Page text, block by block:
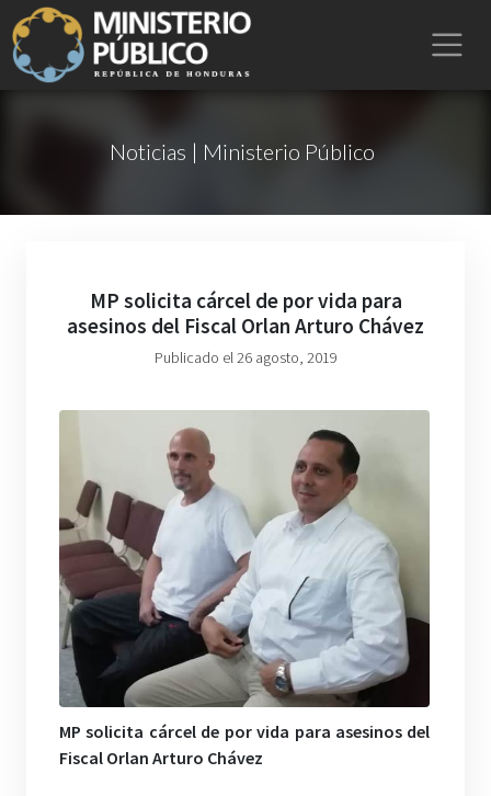
Noticias | Ministerio Público
MP solicita cárcel de por vida para
asesinos del Fiscal Orlan Arturo Chávez
Publicado el 26 agosto, 2019
MP solicita cárcel de por vida para asesinos del
Fiscal Orlan Arturo Chávez